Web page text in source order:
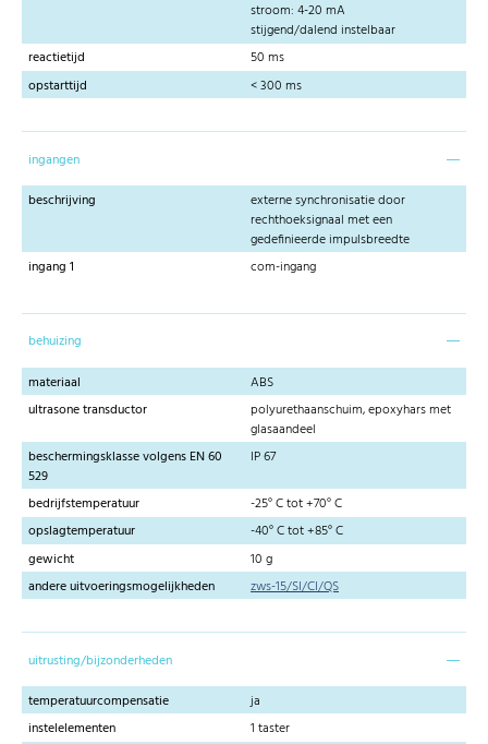
stroom: 4-20 mA
stijgend/dalend instelbaar
reactietijd
50 ms
opstarttijd
< 300 ms
ingangen
beschrijving
externe synchronisatie door
rechthoeksignaal met een
gedefinieerde impulsbreedte
ingang 1
com-ingang
behuizing
materiaal
ABS
ultrasone transductor
polyurethaanschuim, epoxyhars met
glasaandeel
beschermingsklasse volgens EN 60
529
IP 67
bedrijfstemperatuur
-25° C tot +70° C
opslagtemperatuur
-40° C tot +85° C
gewicht
10 g
andere uitvoeringsmogelijkheden
zws-15/SI/CI/QS
uitrusting/bijzonderheden
temperatuurcompensatie
ja
instelelementen
1 taster